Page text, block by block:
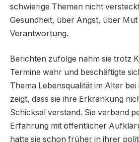
schwierige Themen nicht
Gesundheit, über Angst, über
Verantwortung.
Berichten zufolge nahm sie trotz
Termine wahr und beschäftigte
Thema Lebensqualität im Alter
zeigt, dass sie ihre Erkrankung
Schicksal verstand. Sie verband
Erfahrung mit öffentlicher
hatte sie schon früher in ihrer